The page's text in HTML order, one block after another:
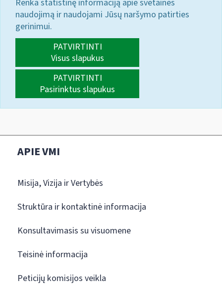
Renka statistinę informaciją apie svetainės
naudojimą ir naudojami Jūsų naršymo patirties
gerinimui.
PATVIRTINTI
Visus slapukus
PATVIRTINTI
Pasirinktus slapukus
APIE VMI
Misija, Vizija ir Vertybės
Struktūra ir kontaktinė informacija
Konsultavimasis su visuomene
Teisinė informacija
Peticijų komisijos veikla